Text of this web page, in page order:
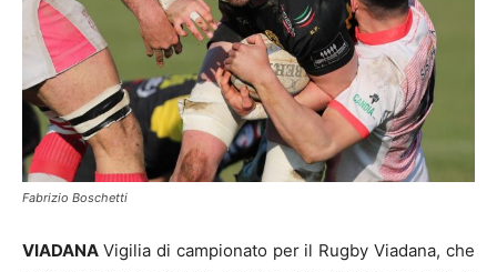
Fabrizio Boschetti
VIADANA Vigilia di campionato per il Rugby Viadana, che